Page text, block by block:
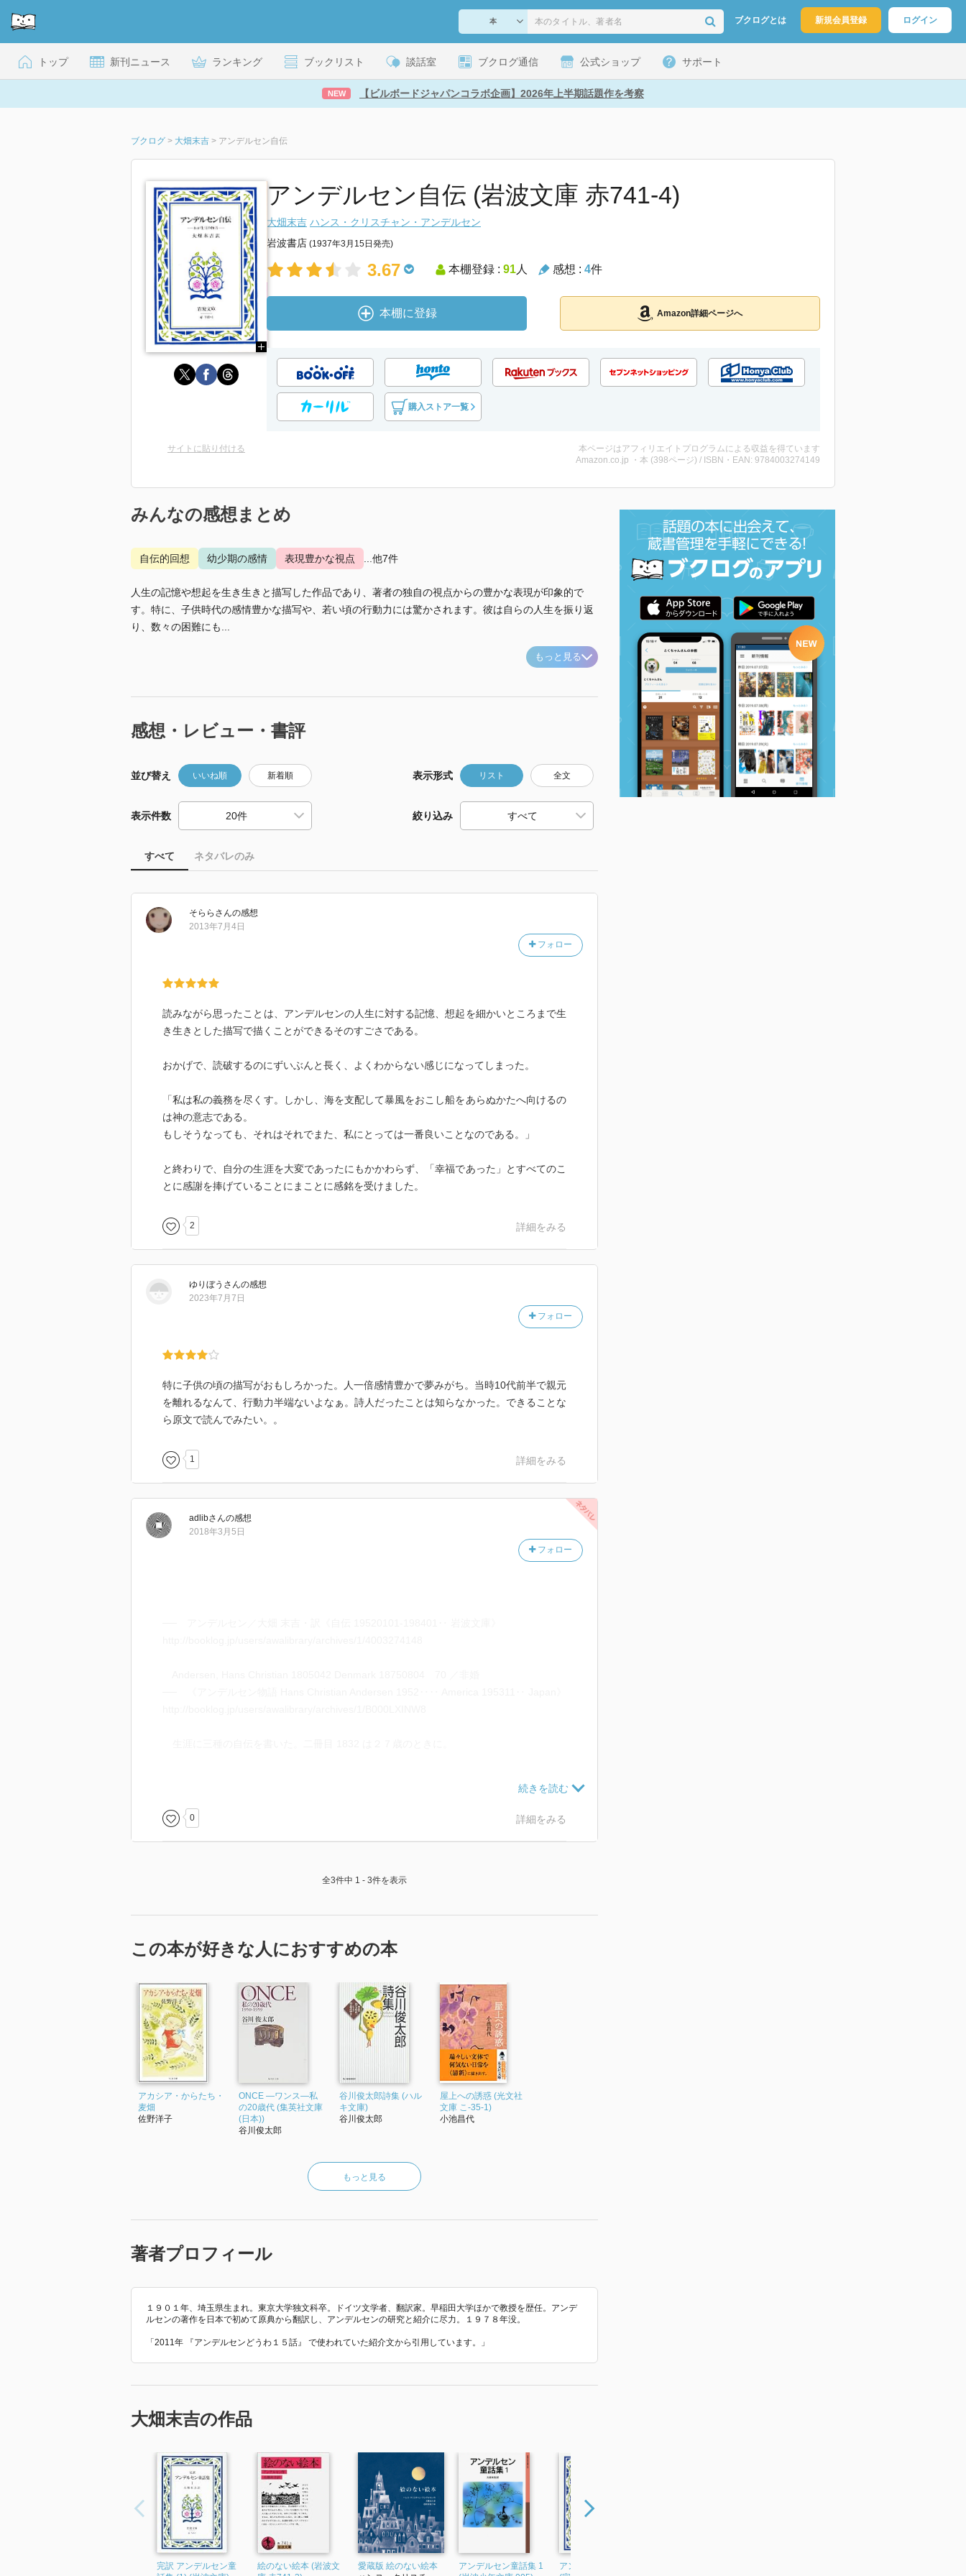
ブクログとは 新規会員登録 ログイン
トップ 新刊ニュース ランキング ブックリスト 談話室 ブクログ通信 公式ショップ サポート
NEW 【ビルボードジャパンコラボ企画】2026年上半期話題作を考察
ブクログ > 大畑末吉 > アンデルセン自伝
アンデルセン自伝 (岩波文庫 赤741-4)
大畑末吉 ハンス・クリスチャン・アンデルセン
岩波書店 (1937年3月15日発売)
3.67 本棚登録 : 91人 感想 : 4件
本棚に登録 Amazon詳細ページへ
購入ストア一覧
サイトに貼り付ける
本ページはアフィリエイトプログラムによる収益を得ています
Amazon.co.jp ・本 (398ページ) / ISBN・EAN: 9784003274149
みんなの感想まとめ
自伝的回想 幼少期の感情 表現豊かな視点 ...他7件
人生の記憶や想起を生き生きと描写した作品であり、著者の独自の視点からの豊かな表現が印象的で
す。特に、子供時代の感情豊かな描写や、若い頃の行動力には驚かされます。彼は自らの人生を振り返
り、数々の困難にも...
もっと見る
感想・レビュー・書評
並び替え いいね順 新着順 表示形式 リスト 全文
表示件数 絞り込み
すべて ネタバレのみ
そらら さんの感想
フォロー
2013年7月4日
読みながら思ったことは、アンデルセンの人生に対する記憶、想起を細かいところまで生
き生きとした描写で描くことができるそのすごさである。
おかげで、読破するのにずいぶんと長く、よくわからない感じになってしまった。
「私は私の義務を尽くす。しかし、海を支配して暴風をおこし船をあらぬかたへ向けるの
は神の意志である。
もしそうなっても、それはそれでまた、私にとっては一番良いことなのである。」
と終わりで、自分の生涯を大変であったにもかかわらず、「幸福であった」とすべてのこ
とに感謝を捧げていることにまことに感銘を受けました。
2 詳細をみる
ゆりぼう さんの感想
フォロー
2023年7月7日
特に子供の頃の描写がおもしろかった。人一倍感情豊かで夢みがち。当時10代前半で親元
を離れるなんて、行動力半端ないよなぁ。詩人だったことは知らなかった。できることな
ら原文で読んでみたい。。
1 詳細をみる
adlibさんの感想
フォロー
2018年3月5日
う変な癖があったことを指摘する人もいる。この著作は死後約50年経て
発見された。それらによると生涯に三度、こうした手紙類を記したこと
0 詳細をみる
全3件中 1 - 3件を表示
この本が好きな人におすすめの本
アカシア・からたち・
麦畑
佐野洋子
ONCE ―ワンス―私
の20歳代 (集英社文庫
(日本))
谷川俊太郎
谷川俊太郎詩集 (ハル
キ文庫)
谷川俊太郎
屋上への誘惑 (光文社
文庫 こ-35-1)
小池昌代
もっと見る
著者プロフィール
１９０１年、埼玉県生まれ。東京大学独文科卒。ドイツ文学者、翻訳家。早稲田大学ほかで教授を歴任。アンデ
ルセンの著作を日本で初めて原典から翻訳し、アンデルセンの研究と紹介に尽力。１９７８年没。
「2011年 『アンデルセンどうわ１５話』 で使われていた紹介文から引用しています。」
大畑末吉の作品
完訳 アンデルセン童
絵のない絵本 (岩波文
愛蔵版 絵のない絵本
アンデルセン童話集 1
アンデルセン童話集 2